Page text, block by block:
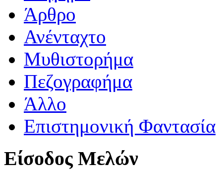
Άρθρο
Ανένταχτο
Μυθιστορήμα
Πεζογραφήμα
Άλλο
Επιστημονική Φαντασία
Eίσοδος Μελών